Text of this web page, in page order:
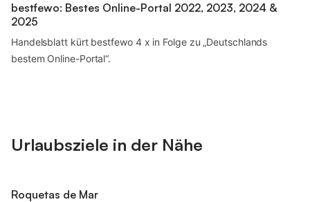
bestfewo: Bestes Online-Portal 2022, 2023, 2024 &
2025
Handelsblatt kürt bestfewo 4 x in Folge zu „Deutschlands
bestem Online-Portal“.
Urlaubsziele in der Nähe
Roquetas de Mar